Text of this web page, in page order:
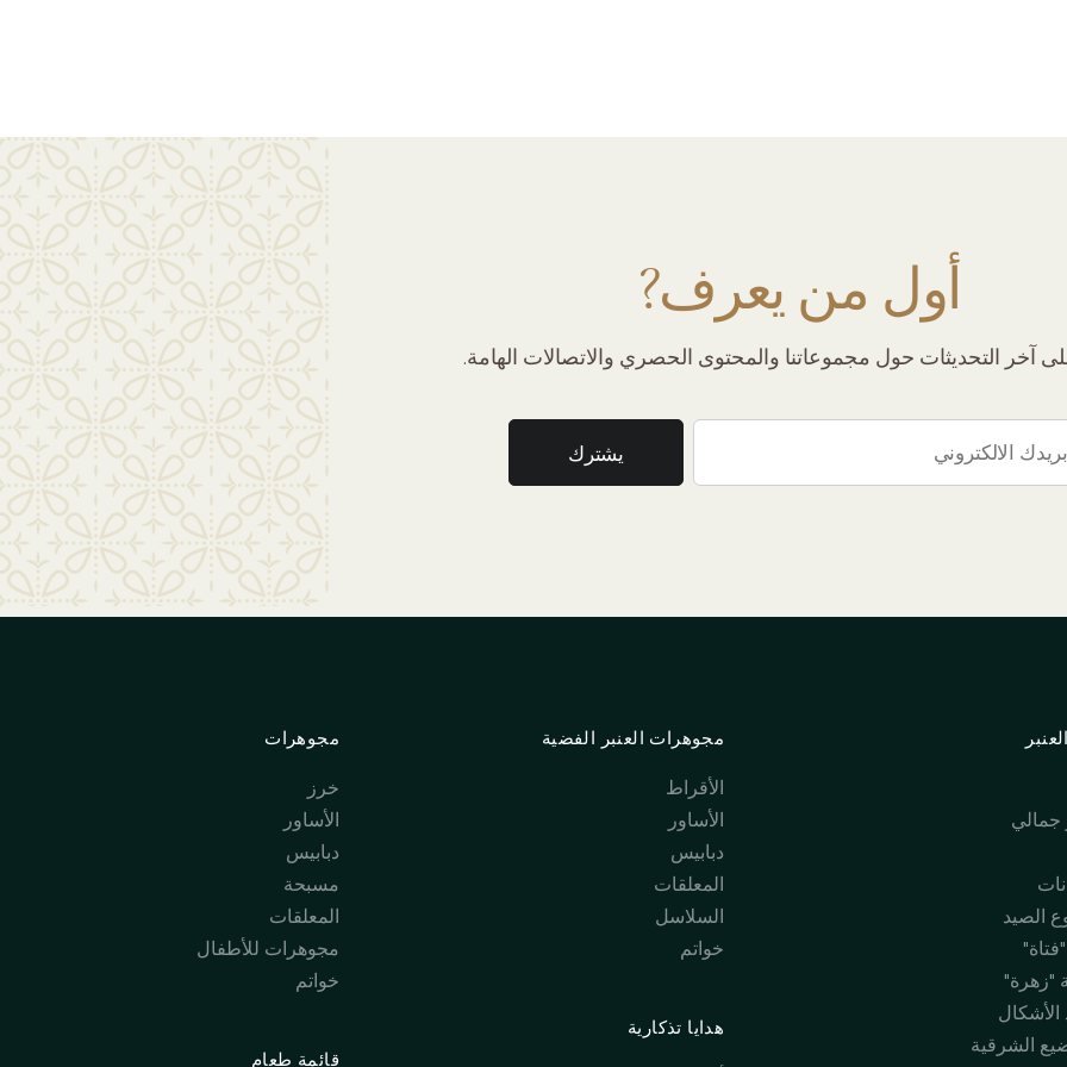
أول من يعرف?
آخر التحديثات حول مجموعاتنا والمحتوى الحصري والاتصالات الهامة.
الصيد
"زهرة"
الأشكال
الشرقية
مجوهرات العنبر الفضية
الأقراط
الأساور
دبابيس
المعلقات
السلاسل
خواتم
هدايا تذكارية
مجوهرات
خرز
الأساور
دبابيس
مسبحة
المعلقات
مجوهرات للأطفال
خواتم
قائمة طعام